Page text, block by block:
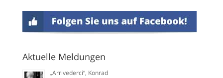
Aktuelle Meldungen
„Arrivederci“, Konrad